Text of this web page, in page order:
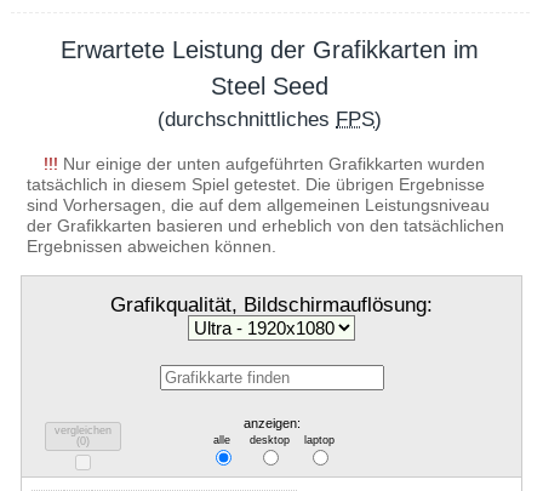
Erwartete Leistung der Grafikkarten im
Steel Seed
(durchschnittliches FPS)
!!! Nur einige der unten aufgeführten Grafikkarten wurden
tatsächlich in diesem Spiel getestet. Die übrigen Ergebnisse
sind Vorhersagen, die auf dem allgemeinen Leistungsniveau
der Grafikkarten basieren und erheblich von den tatsächlichen
Ergebnissen abweichen können.
Grafikqualität, Bildschirmauflösung:
vergleichen
(0)
anzeigen:
alle desktop laptop